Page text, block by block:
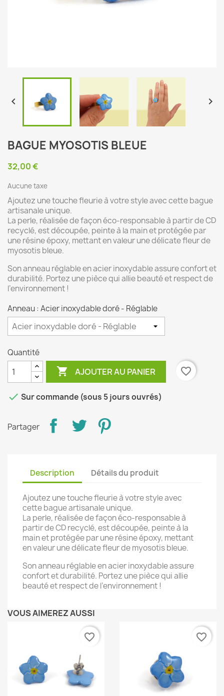
 
BAGUE MYOSOTIS BLEUE
32,00 €
Aucune taxe
Ajoutez une touche fleurie à votre style avec cette bague
artisanale unique.
La perle, réalisée de façon éco-responsable à partir de CD
recyclé, est découpée, peinte à la main et protégée par
une résine époxy, mettant en valeur une délicate fleur de
myosotis bleue.
Son anneau réglable en acier inoxydable assure confort et
durabilité. Portez une pièce qui allie beauté et respect de
l’environnement !
Anneau : Acier inoxydable doré - Réglable
Quantité
 AJOUTER AU PANIER favorite_border
 Sur commande (sous 5 jours ouvrés)
Partager
Description Détails du produit
Ajoutez une touche fleurie à votre style avec
cette bague artisanale unique.
La perle, réalisée de façon éco-responsable à
partir de CD recyclé, est découpée, peinte à la
main et protégée par une résine époxy, mettant
en valeur une délicate fleur de myosotis bleue.
Son anneau réglable en acier inoxydable assure
confort et durabilité. Portez une pièce qui allie
beauté et respect de l’environnement !
VOUS AIMEREZ AUSSI
favorite_border favorite_border